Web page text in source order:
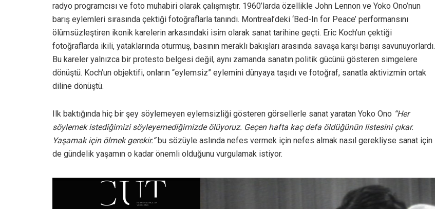
radyo programcısı ve foto muhabiri olarak çalışmıştır. 1960’larda özellikle John Lennon ve Yoko Ono’nun
barış eylemleri sırasında çektiği fotoğraflarla tanındı. Montreal’deki ‘Bed-In for Peace’ performansını
ölümsüzleştiren ikonik karelerin arkasındaki isim olarak sanat tarihine geçti. Eric Koch’un çektiği
fotoğraflarda ikili, yataklarında oturmuş, basının meraklı bakışları arasında savaşa karşı barışı savunuyorlardı.
Bu kareler yalnızca bir protesto belgesi değil, aynı zamanda sanatın politik gücünü gösteren simgelere
dönüştü. Koch’un objektifi, onların “eylemsiz” eylemini dünyaya taşıdı ve fotoğraf, sanatla aktivizmin ortak
diline dönüştü.
Ilk baktığında hiç bir şey söylemeyen eylemsizliği gösteren görsellerle sanat yaratan Yoko Ono “Her
söylemek istediğimizi söyleyemediğimizdeölüyoruz. Geçen hafta kaçdefa öldüğünün listesiniçıkar.
Yaşamak için ölmek gerekir.“bu sözüyle aslında nefes vermek için nefes almak nasıl gerekliyse sanat için
de gündelik yaşamın o kadar önemli olduğunu vurgulamak istiyor.